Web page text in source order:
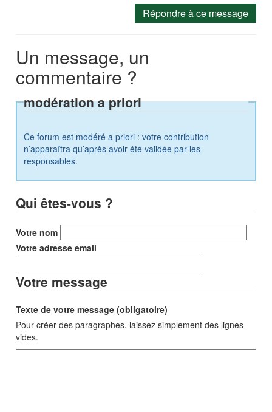
Répondre à ce message
Un message, un
commentaire ?
modération a priori
Ce forum est modéré a priori : votre contribution
n’apparaîtra qu’après avoir été validée par les
responsables.
Qui êtes-vous ?
Votre nom
Votre adresse email
Votre message
Texte de votre message (obligatoire)
Pour créer des paragraphes, laissez simplement des lignes
vides.